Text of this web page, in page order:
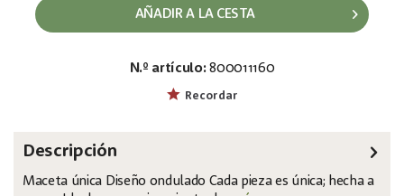
AÑADIR A LA CESTA
N.º artículo: 800011160
Recordar
Descripción
Maceta única Diseño ondulado Cada pieza es única; hecha a